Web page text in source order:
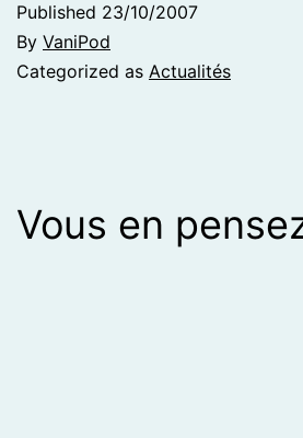
Published 23/10/2007
By VaniPod
Categorized as Actualités
Vous en